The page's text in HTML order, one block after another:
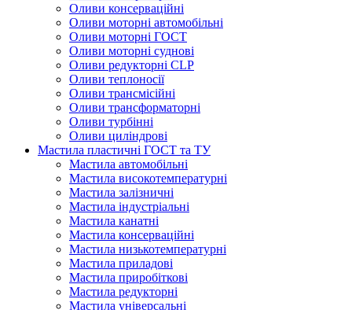
Оливи консерваційні
Оливи моторні автомобільні
Оливи моторні ГОСТ
Оливи моторні суднові
Оливи редукторні CLP
Оливи теплоносії
Оливи трансмісійні
Оливи трансформаторні
Оливи турбінні
Оливи циліндрові
Мастила пластичні ГОСТ та ТУ
Мастила автомобільні
Мастила високотемпературні
Мастила залізничні
Мастила індустріальні
Мастила канатні
Мастила консерваційні
Мастила низькотемпературні
Мастила приладові
Мастила приробіткові
Мастила редукторні
Мастила універсальні